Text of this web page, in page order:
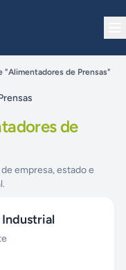
"Alimentadores de Prensas"
de
empresa, estado e